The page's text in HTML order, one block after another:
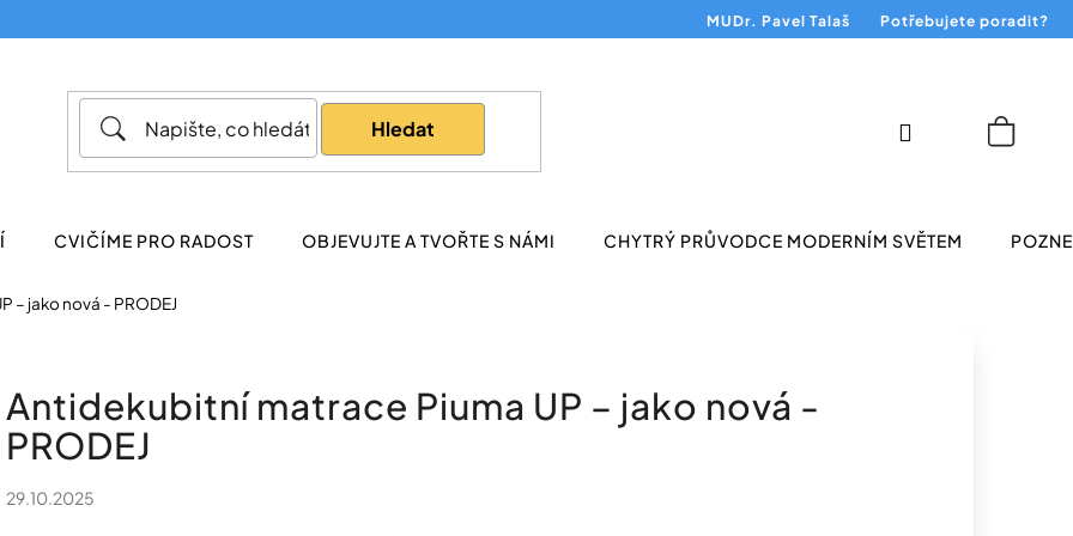
MUDr. Pavel Talaš Potřebujete poradit?
Hledat
CVIČÍME PRO RADOST OBJEVUJTE A TVOŘTE S NÁMI CHYTRÝ PRŮVODCE MODERNÍM SVĚTEM
Přihlášení
– jako nová - PRODEJ
Antidekubitní matrace Piuma UP – jako nová -
PRODEJ
29.10.2025
Co potřebujete najít?